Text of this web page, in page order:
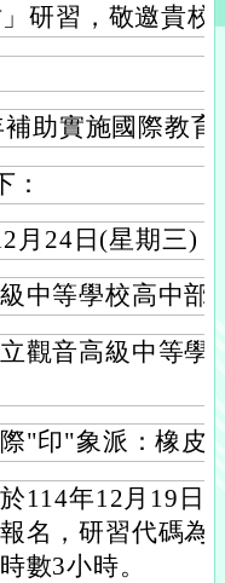
研習，敬邀貴校
助實施國際教
：
月24日(星期三)
中等學校高中部
觀音高級中等學
"印"象派：橡皮
114年12月19日
名，研習代碼為
數3小時。